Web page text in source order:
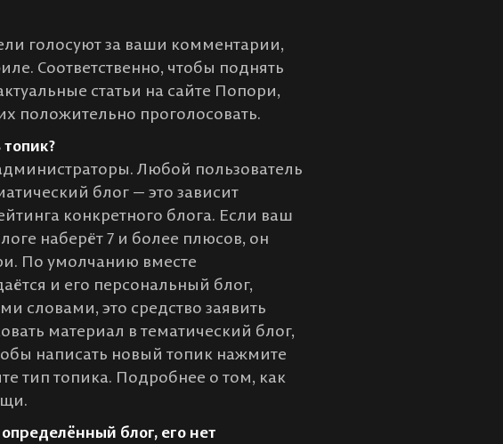
голосуют за ваши комментарии,
Соответственно, чтобы поднять
статьи на сайте Попори,
положительно проголосовать.
Любой пользователь
блог — это зависит
конкретного блога. Если ваш
наберёт 7 и более плюсов, он
По умолчанию вместе
и его персональный блог,
словами, это средство заявить
материал в тематический блог,
написать новый топик нажмите
тип топика. Подробнее о том, как
блог, его нет